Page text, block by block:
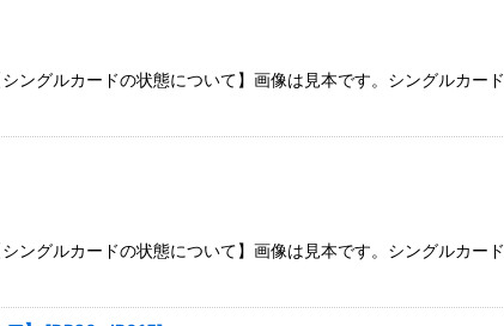
ングルカードの状態について】画像は見本です。シングルカー
ングルカードの状態について】画像は見本です。シングルカー